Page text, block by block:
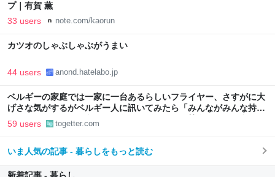
プ｜有賀 薫
33 users note.com/kaorun
カツオのしゃぶしゃぶがうまい
44 users anond.hatelabo.jp
ベルギーの家庭では一家に一台あるらしいフライヤー、さすがに大
げさな気がするがベルギー人に訊いてみたら「みんながみんな持っ
てるわけやないで。うちにはあるけどな」とか答えるんだろうな
59 users togetter.com
いま人気の記事 - 暮らしをもっと読む